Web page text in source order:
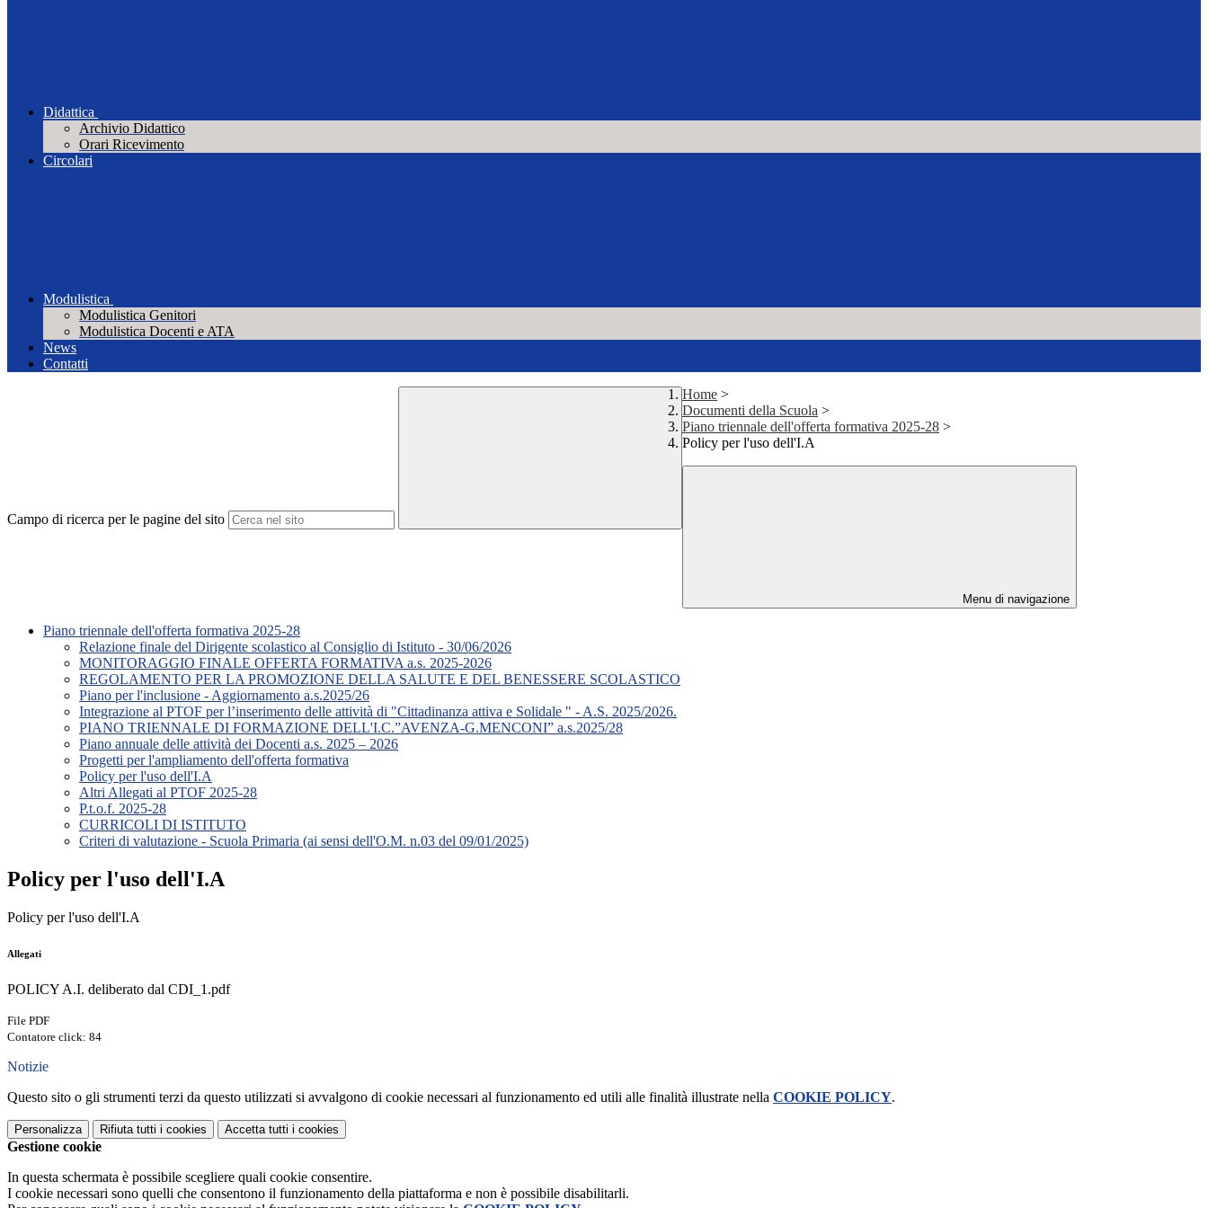
Didattica
Archivio Didattico
Orari Ricevimento
Circolari
Modulistica
Modulistica Genitori
Modulistica Docenti e ATA
News
Contatti
Campo di ricerca per le pagine del sito
Home >
Documenti della Scuola >
Piano triennale dell'offerta formativa 2025-28 >
Policy per l'uso dell'I.A
Menu di navigazione
Piano triennale dell'offerta formativa 2025-28
Relazione finale del Dirigente scolastico al Consiglio di Istituto - 30/06/2026
MONITORAGGIO FINALE OFFERTA FORMATIVA a.s. 2025-2026
REGOLAMENTO PER LA PROMOZIONE DELLA SALUTE E DEL BENESSERE SCOLASTICO
Piano per l'inclusione - Aggiornamento a.s.2025/26
Integrazione al PTOF per l’inserimento delle attività di "Cittadinanza attiva e Solidale " - A.S. 2025/2026.
PIANO TRIENNALE DI FORMAZIONE DELL'I.C.”AVENZA-G.MENCONI” a.s.2025/28
Piano annuale delle attività dei Docenti a.s. 2025 – 2026
Progetti per l'ampliamento dell'offerta formativa
Policy per l'uso dell'I.A
Altri Allegati al PTOF 2025-28
P.t.o.f. 2025-28
CURRICOLI DI ISTITUTO
Criteri di valutazione - Scuola Primaria (ai sensi dell'O.M. n.03 del 09/01/2025)
Policy per l'uso dell'I.A
Policy per l'uso dell'I.A
Allegati
POLICY A.I. deliberato dal CDI_1.pdf
File PDF
Contatore click: 84
Notizie
Questo sito o gli strumenti terzi da questo utilizzati si avvalgono di cookie necessari al funzionamento ed utili alle finalità illustrate nella COOKIE POLICY.
Personalizza Rifiuta tutti i cookies Accetta tutti i cookies
Gestione cookie
In questa schermata è possibile scegliere quali cookie consentire.
I cookie necessari sono quelli che consentono il funzionamento della piattaforma e non è possibile disabilitarli.